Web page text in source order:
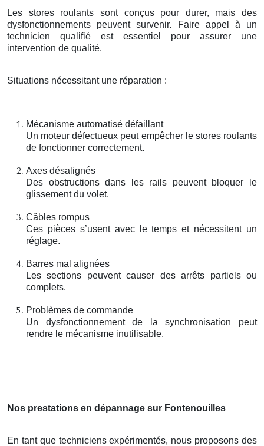
Les stores roulants sont conçus pour durer, mais des
dysfonctionnements peuvent survenir. Faire appel à un
technicien qualifié est essentiel pour assurer une
intervention de qualité.
Situations nécessitant une réparation :
Mécanisme automatisé défaillant
Un moteur défectueux peut empêcher le stores roulants
de fonctionner correctement.
Axes désalignés
Des obstructions dans les rails peuvent bloquer le
glissement du volet.
Câbles rompus
Ces pièces s’usent avec le temps et nécessitent un
réglage.
Barres mal alignées
Les sections peuvent causer des arrêts partiels ou
complets.
Problèmes de commande
Un dysfonctionnement de la synchronisation peut
rendre le mécanisme inutilisable.
Nos prestations en dépannage sur Fontenouilles
En tant que techniciens expérimentés, nous proposons des